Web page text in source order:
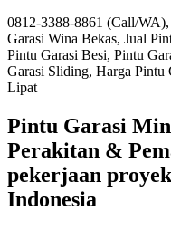
0812-3388-8861 (Call/WA),
Garasi Wina Bekas, Jual
Pintu Garasi Besi, Pintu
Garasi Sliding, Harga Pintu
Lipat
Pintu Garasi
Perakitan &
pekerjaan
Indonesia